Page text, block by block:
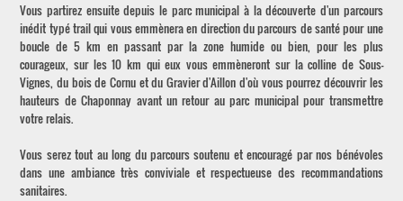
Vous partirez ensuite depuis le parc municipal à la découverte d'un parcours
inédit typé trail qui vous emmènera en direction du parcours de santé pour une
boucle de 5 km en passant par la zone humide ou bien, pour les plus
courageux, sur les 10 km qui eux vous emmèneront sur la colline de Sous-
Vignes, du bois de Cornu et du Gravier d'Aillon d'où vous pourrez découvrir les
hauteurs de Chaponnay avant un retour au parc municipal pour transmettre
votre relais.
Vous serez tout au long du parcours soutenu et encouragé par nos bénévoles
dans une ambiance très conviviale et respectueuse des recommandations
sanitaires.